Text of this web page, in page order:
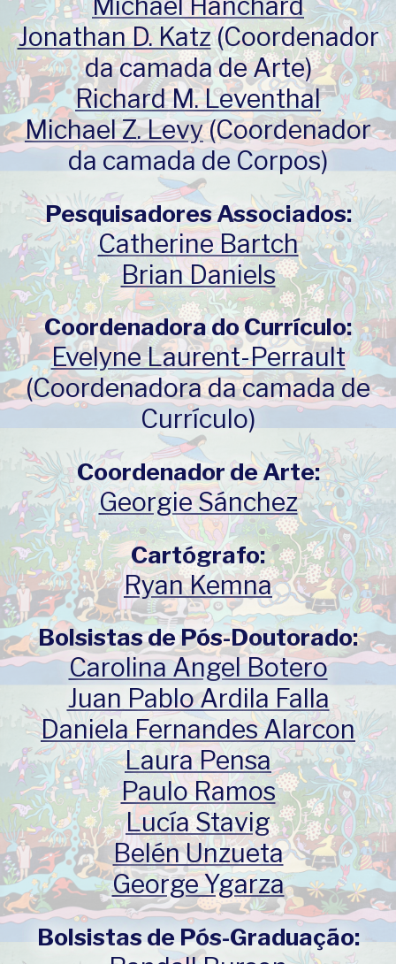
Jonathan D. Katz(Coordenador
da camada de Arte)
Richard M. Leventhal
Michael Z. Levy(Coordenador
da camada de Corpos)
Pesquisadores Associados:
Catherine Bartch
Brian Daniels
Coordenadora do Currículo:
Evelyne Laurent-Perrault
(Coordenadora da camada de
Currículo)
Coordenador de Arte:
Georgie Sánchez
Cartógrafo:
Ryan Kemna
Bolsistas de Pós-Doutorado:
Carolina Angel Botero
Juan Pablo Ardila Falla
Daniela Fernandes Alarcon
Laura Pensa
Paulo Ramos
Lucía Stavig
Belén Unzueta
George Ygarza
Bolsistas de Pós-Graduação: